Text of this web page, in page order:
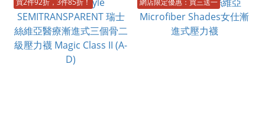
買2件92折，3件85折！ 網店限定優惠：買三送一